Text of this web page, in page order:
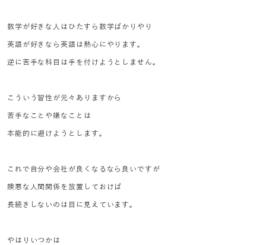
数学が好きな人はひたすら数学ばかりやり
英語が好きなら英語は熱心にやります。
逆に苦手な科目は手を付けようとしません。
こういう習性が元々ありますから
苦手なことや嫌なことは
本能的に避けようとします。
これで自分や会社が良くなるなら良いですが
険悪な人間関係を放置しておけば
長続きしないのは目に見えています。
やはりいつかは